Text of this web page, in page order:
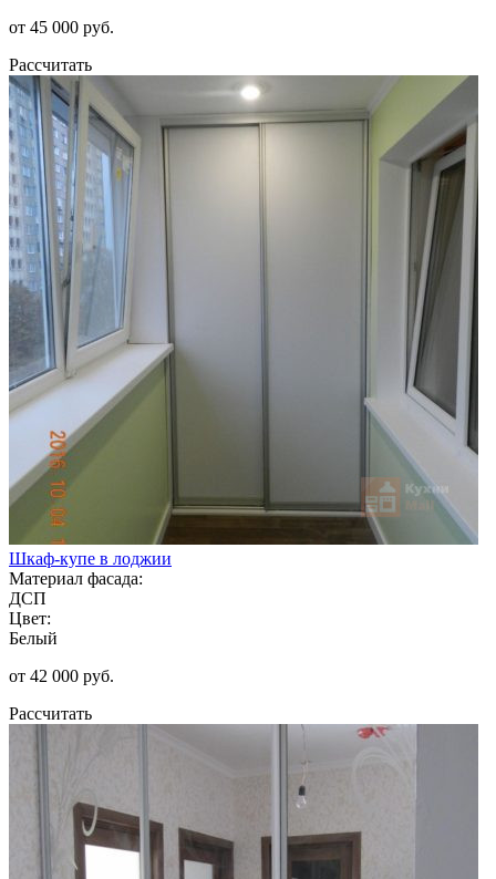
от 45 000 руб.
Рассчитать
Шкаф-купе в лоджии
Материал фасада:
ДСП
Цвет:
Белый
от 42 000 руб.
Рассчитать